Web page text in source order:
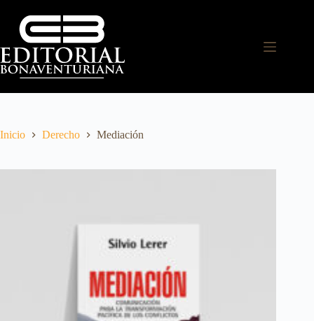
Inicio Derecho Mediación